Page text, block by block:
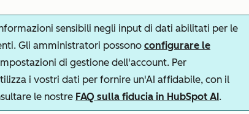
sensibili negli input di dati abilitati per le
Gli amministratori possono configurare le
di gestione dell'account. Per
i vostri dati per fornire un'AI affidabile, con il
le nostre FAQ sulla fiducia in HubSpot AI.